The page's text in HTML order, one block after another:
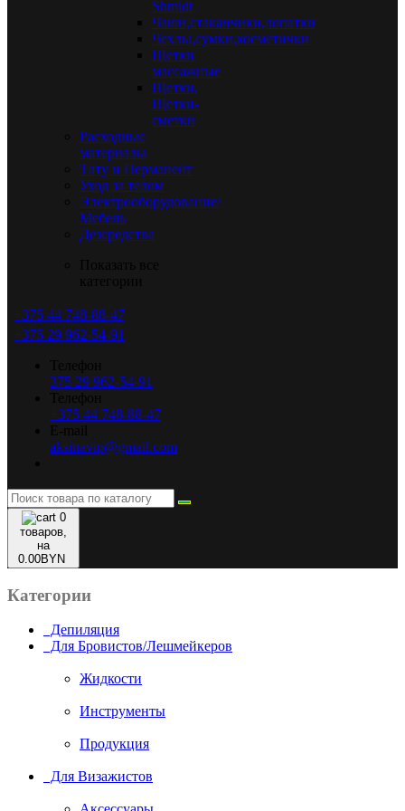
Shmidt
Чаши,стаканчики,лопатки
Чехлы,сумки,косметички
Щетки
массажные
Щетки,
Щетки-
сметки
Расходные
материалы
Тату и Перманент
Уход за телом
Электрооборудование/
Мебель
Дезсредства
+375 44 748-88-47
+375 29 962-54-91
375 29 962-54-91
+375 44 748-88-47
aksinavip@gmail.com
0
товаров,
на
0.00BYN
Категории
Депиляция
Для Бровистов/Лешмейкеров
Жидкости
Инструменты
Продукция
Для Визажистов